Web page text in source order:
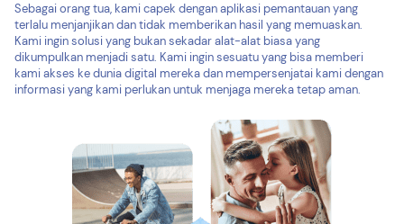
Sebagai orang tua, kami capek dengan aplikasi pemantauan yang
terlalu menjanjikan dan tidak memberikan hasil yang memuaskan.
Kami ingin solusi yang bukan sekadar alat-alat biasa yang
dikumpulkan menjadi satu. Kami ingin sesuatu yang bisa memberi
kami akses ke dunia digital mereka dan mempersenjatai kami dengan
informasi yang kami perlukan untuk menjaga mereka tetap aman.